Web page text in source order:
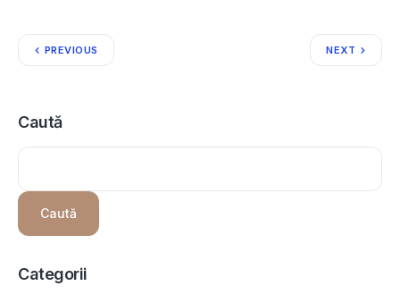
PREVIOUS NEXT
Caută
Caută
Categorii